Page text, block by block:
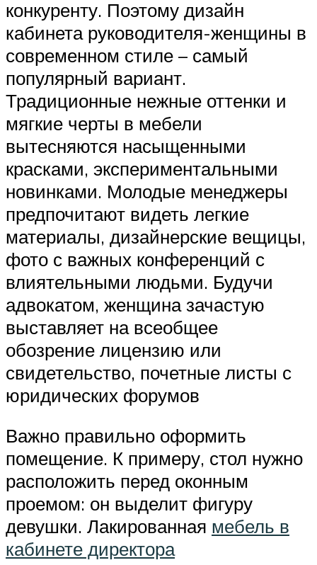
конкуренту. Поэтому дизайн
кабинета руководителя-женщины в
современном стиле – самый
популярный вариант.
Традиционные нежные оттенки и
мягкие черты в мебели
вытесняются насыщенными
красками, экспериментальными
новинками. Молодые менеджеры
предпочитают видеть легкие
материалы, дизайнерские вещицы,
фото с важных конференций с
влиятельными людьми. Будучи
адвокатом, женщина зачастую
выставляет на всеобщее
обозрение лицензию или
свидетельство, почетные листы с
юридических форумов
Важно правильно оформить
помещение. К примеру, стол нужно
расположить перед оконным
проемом: он выделит фигуру
девушки. Лакированная мебель в
кабинете директора